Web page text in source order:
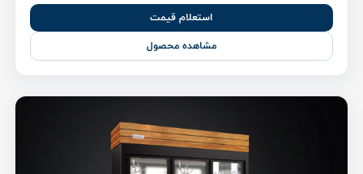
استعلام قیمت
مشاهده محصول